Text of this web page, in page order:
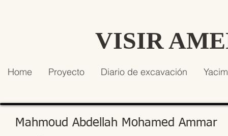
VISIR
Home Proyecto Diario de excavación
Mahmoud Abdellah Mohamed Ammar